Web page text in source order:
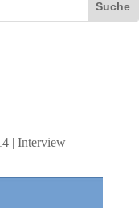
| Interview